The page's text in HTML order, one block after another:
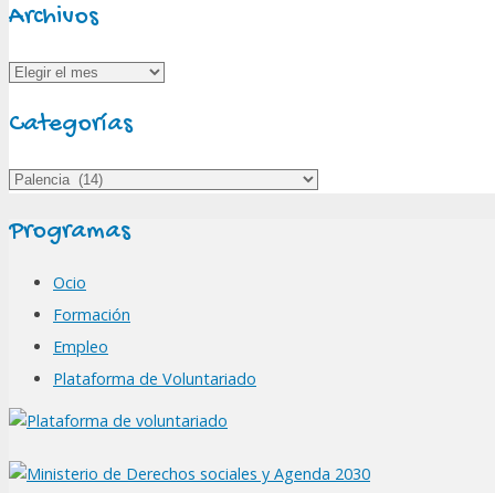
Archivos
Archivos
Categorías
Categorías
Programas
Ocio
Formación
Empleo
Plataforma de Voluntariado